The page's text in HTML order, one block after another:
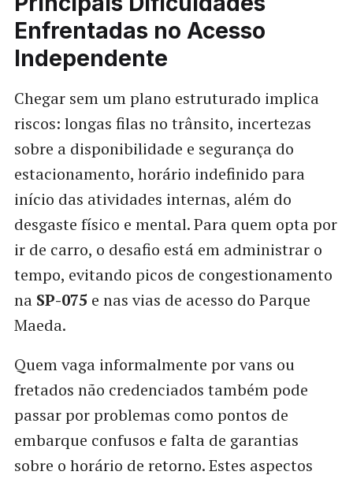
Enfrentadas no Acesso
Independente
Chegar sem um plano estruturado implica
riscos: longas filas no trânsito, incertezas
sobre a disponibilidade e segurança do
estacionamento, horário indefinido para
início das atividades internas, além do
desgaste físico e mental. Para quem opta por
ir de carro, o desafio está em administrar o
tempo, evitando picos de congestionamento
na SP-075 e nas vias de acesso do Parque
Maeda.
Quem vaga informalmente por vans ou
fretados não credenciados também pode
passar por problemas como pontos de
embarque confusos e falta de garantias
sobre o horário de retorno. Estes aspectos